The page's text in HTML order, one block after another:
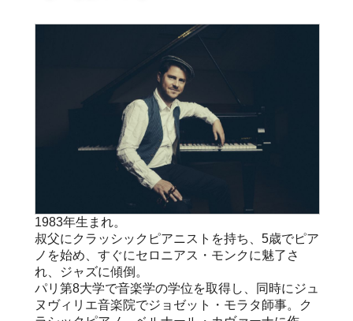
1983年生まれ。
叔父にクラッシックピアニストを持ち、5歳でピア
ノを始め、すぐにセロニアス・モンクに魅了さ
れ、ジャズに傾倒。
パリ第8大学で音楽学の学位を取得し、同時にジュ
ヌヴィリエ音楽院でジョゼット・モラタ師事。ク